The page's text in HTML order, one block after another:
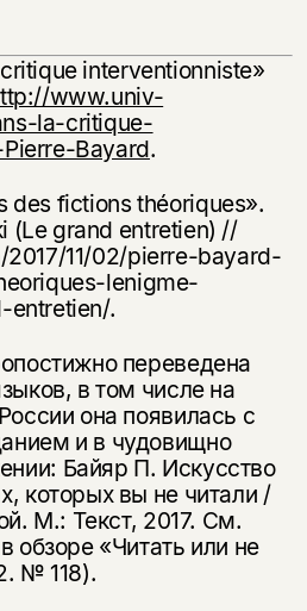
interventionniste»
www.univ-
la-critique-
Bayard.
des fictions théoriques».
(Le grand entretien) //
11/02/pierre-bayard-
lenigme-
entretien/.
переведена
в том числе на
она появилась с
и в чудовищно
Байяр П. Искусство
которых вы не читали /
М.: Текст, 2017. См.
обзоре «Читать или не
№ 118).